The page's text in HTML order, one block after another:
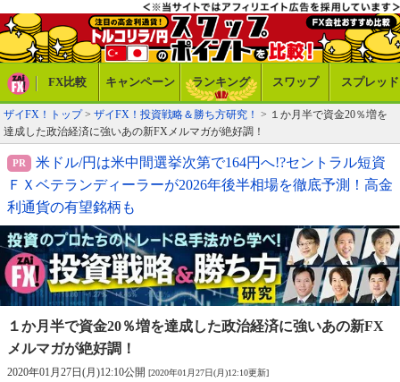
FX比較 キャンペーン ランキング スワップ スプレッド
ザイFX！トップ> ザイFX！投資戦略＆勝ち方研究！ > １か月半で資金20％増を
達成した政治経済に強いあの新FXメルマガが絶好調！
米ドル/円は米中間選挙次第で164円へ!?セントラル短資
ＦＸベテランディーラーが2026年後半相場を徹底予測！高金
利通貨の有望銘柄も
１か月半で資金20％増を達成した政治経済に強いあの新FX
メルマガが絶好調！
2020年01月27日(月)12:10公開 [2020年01月27日(月)12:10更新]